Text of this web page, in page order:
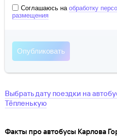
Соглашаюсь на обработку
размещения
Выбрать дату поездки на
Тёпленькую
Факты про автобусы Карлова